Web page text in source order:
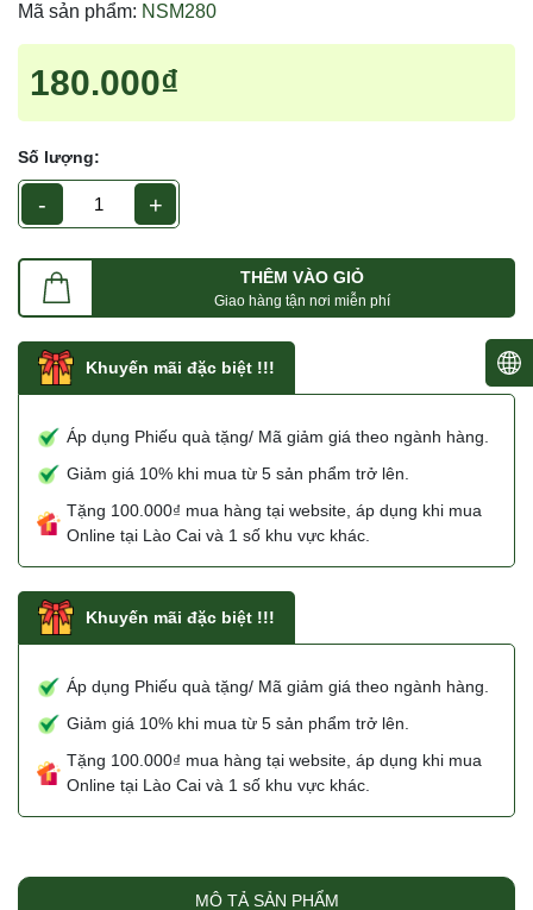
Mã sản phẩm: NSM280
180.000₫
Số lượng:
- +
THÊM VÀO GIỎ
Giao hàng tận nơi miễn phí
Khuyến mãi đặc biệt !!!
Áp dụng Phiếu quà tặng/ Mã giảm giá theo ngành hàng.
Giảm giá 10% khi mua từ 5 sản phẩm trở lên.
Tặng 100.000₫ mua hàng tại website, áp dụng khi mua
Online tại Lào Cai và 1 số khu vực khác.
Khuyến mãi đặc biệt !!!
Áp dụng Phiếu quà tặng/ Mã giảm giá theo ngành hàng.
Giảm giá 10% khi mua từ 5 sản phẩm trở lên.
Tặng 100.000₫ mua hàng tại website, áp dụng khi mua
Online tại Lào Cai và 1 số khu vực khác.
MÔ TẢ SẢN PHẨM